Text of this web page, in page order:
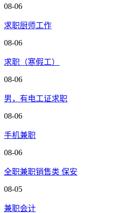
08-06
求职厨师工作
08-06
求职（寒假工）
08-06
男，有电工证求职
08-06
手机兼职
08-06
全职兼职销售类 保安
08-05
兼职会计